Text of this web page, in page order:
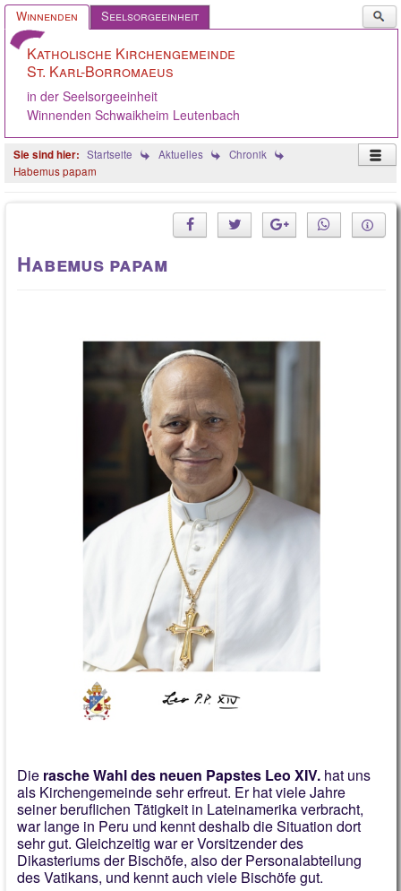
Winnenden Seelsorgeeinheit
...
Katholische Kirchengemeinde
St. Karl-Borromaeus
in der Seelsorgeeinheit
Winnenden Schwaikheim Leutenbach
Startseite Aktuelles
Chronik
Habemus papam
KGR/Ausschüsse
Oppelsbohm / Breuningsw.
Indien Freundeskreis
Habemus papam
Die rasche Wahl des neuen Papstes Leo XIV. hat uns
als Kirchengemeinde sehr erfreut. Er hat viele Jahre
seiner beruflichen Tätigkeit in Lateinamerika verbracht,
war lange in Peru und kennt deshalb die Situation dort
sehr gut. Gleichzeitig war er Vorsitzender des
Dikasteriums der Bischöfe, also der Personalabteilung
des Vatikans, und kennt auch viele Bischöfe gut.